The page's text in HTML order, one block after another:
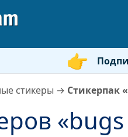
стикеры → Стикерпак